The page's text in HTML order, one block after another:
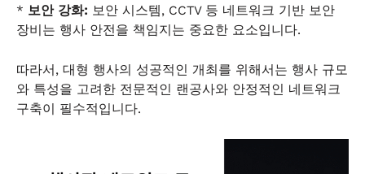
* 보안 강화: 보안 시스템, CCTV 등 네트워크 기반 보안
장비는 행사 안전을 책임지는 중요한 요소입니다.
따라서, 대형 행사의 성공적인 개최를 위해서는 행사 규모
와 특성을 고려한 전문적인 랜공사와 안정적인 네트워크
구축이 필수적입니다.